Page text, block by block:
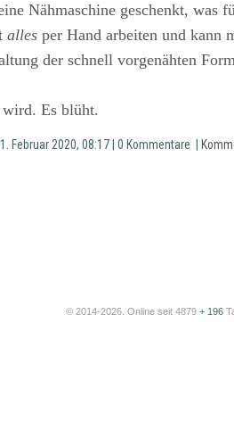
Nähmaschine geschenkt, was
alles per Hand arbeiten und kann
der schnell vorgenähten
Es blüht.
Februar 2020, 08:17 | 0 Kommentare |
© 2014-2026. Online seit 4879 + 196